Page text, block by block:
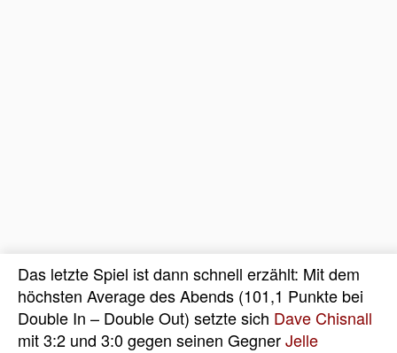
Das letzte Spiel ist dann schnell erzählt: Mit dem
höchsten Average des Abends (101,1 Punkte bei
Double In – Double Out) setzte sich Dave Chisnall
mit 3:2 und 3:0 gegen seinen GegnerJelle